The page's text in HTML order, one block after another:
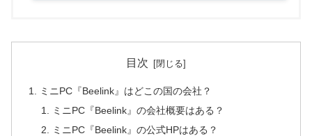
目次
ミニPC『Beelink』はどこの国の会社？
ミニPC『Beelink』の会社概要はある？
ミニPC『Beelink』の公式HPはある？